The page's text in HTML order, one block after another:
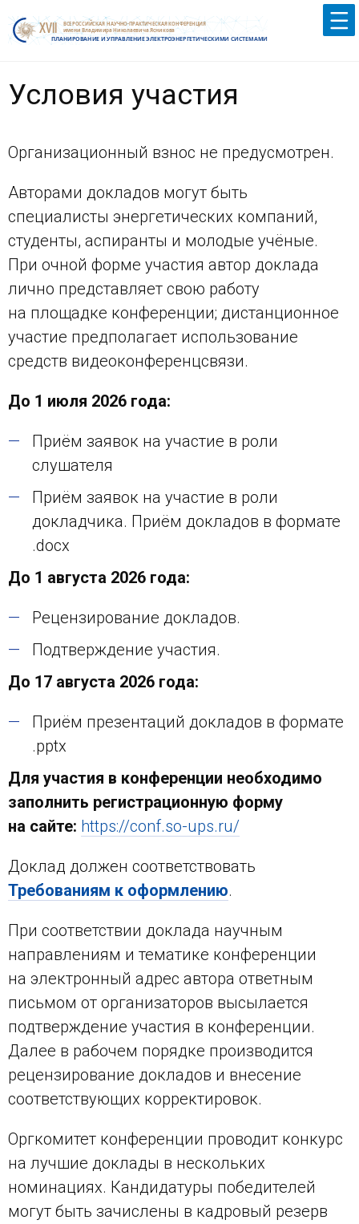
Условия участия
Организационный взнос не предусмотрен.
Авторами докладов могут быть
специалисты энергетических компаний,
студенты, аспиранты и молодые учёные.
При очной форме участия автор доклада
лично представляет свою работу
на площадке конференции; дистанционное
участие предполагает использование
средств видеоконференцсвязи.
До 1 июля 2026 года:
Приём заявок на участие в роли
слушателя
Приём заявок на участие в роли
докладчика. Приём докладов в формате
.docx
До 1 августа 2026 года:
Рецензирование докладов.
Подтверждение участия.
До 17 августа 2026 года:
Приём презентаций докладов в формате
.pptx
Для участия в конференции необходимо
заполнить регистрационную форму
на сайте: https://conf.so-ups.ru/
Доклад должен соответствовать
Требованиям к оформлению.
При соответствии доклада научным
направлениям и тематике конференции
на электронный адрес автора ответным
письмом от организаторов высылается
подтверждение участия в конференции.
Далее в рабочем порядке производится
рецензирование докладов и внесение
соответствующих корректировок.
Оргкомитет конференции проводит конкурс
на лучшие доклады в нескольких
номинациях. Кандидатуры победителей
могут быть зачислены в кадровый резерв